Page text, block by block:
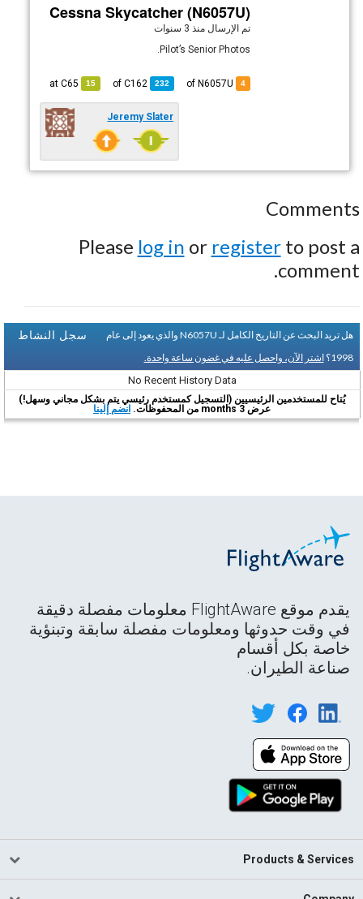
Cessna Skycatcher (N6057U)
تم الإرسال منذ 3 سنوات
Pilot’s Senior Photos.
4
232
C162
15
C65
Jeremy Slater
Comments
Please log in or registerto post a
comment.
سجل النشاط
هل تريد البحث عن التاريخ الكامل لـ N6057U والذي يعود إلى عام
1998؟ اشتر الآن، واحصل عليه في غضون ساعة واحدة.
No Recent History Data
يُتاح للمستخدمين الرئيسيين (التسجيل كمستخدم رئيسي يتم بشكل مجاني وسهل!)
عرض 3 months من المحفوظات.
انضم إلينا
يقدم موقع FlightAware معلومات مفصلة دقيقة
في وقت حدوثها ومعلومات مفصلة سابقة وتبنؤية
خاصة بكل أقسام
صناعة الطيران.
Products & Services